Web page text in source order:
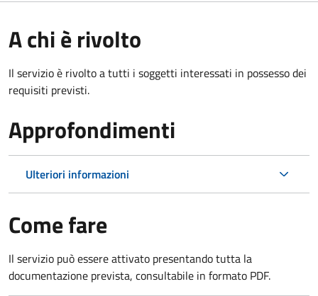
A chi è rivolto
Il servizio è rivolto a tutti i soggetti interessati in possesso dei
requisiti previsti.
Approfondimenti
Ulteriori informazioni
Come fare
Il servizio può essere attivato presentando tutta la
documentazione prevista, consultabile in formato PDF.